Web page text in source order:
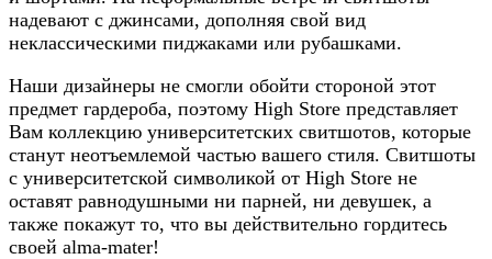
надевают с джинсами, дополняя свой вид
неклассическими пиджаками или рубашками.
Наши дизайнеры не смогли обойти стороной этот
предмет гардероба, поэтому High Store представляет
Вам коллекцию университетских свитшотов, которые
станут неотъемлемой частью вашего стиля. Свитшоты
с университетской символикой от High Store не
оставят равнодушными ни парней, ни девушек, а
также покажут то, что вы действительно гордитесь
своей alma-mater!